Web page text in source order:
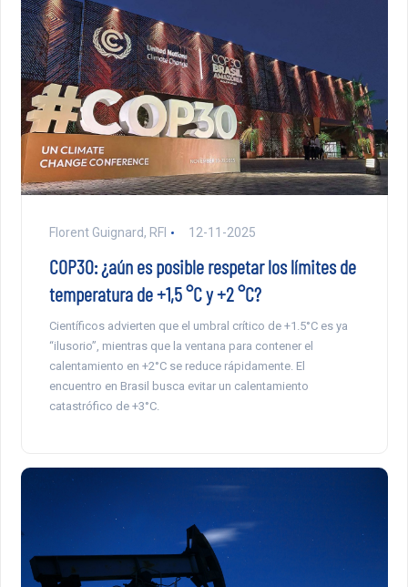
Florent Guignard, RFI 12-11-2025
COP30: ¿aún es posible respetar los límites de
temperatura de +1,5 °C y +2 °C?
Científicos advierten que el umbral crítico de +1.5°C es ya
“ilusorio”, mientras que la ventana para contener el
calentamiento en +2°C se reduce rápidamente. El
encuentro en Brasil busca evitar un calentamiento
catastrófico de +3°C.